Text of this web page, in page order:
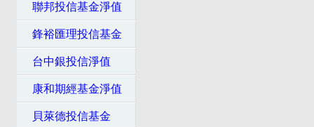
聯邦投信基金淨值
鋒裕匯理投信基金
台中銀投信淨值
康和期經基金淨值
貝萊德投信基金